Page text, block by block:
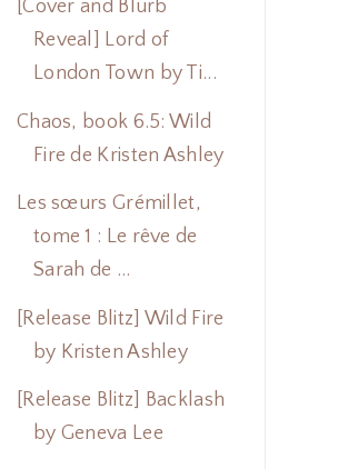
[Cover and Blurb
Reveal] Lord of
London Town by Ti...
Chaos, book 6.5: Wild
Fire de Kristen Ashley
Les sœurs Grémillet,
tome 1 : Le rêve de
Sarah de ...
[Release Blitz] Wild Fire
by Kristen Ashley
[Release Blitz] Backlash
by Geneva Lee